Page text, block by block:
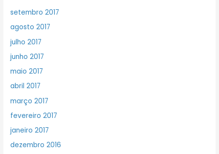
setembro 2017
agosto 2017
julho 2017
junho 2017
maio 2017
abril 2017
março 2017
fevereiro 2017
janeiro 2017
dezembro 2016